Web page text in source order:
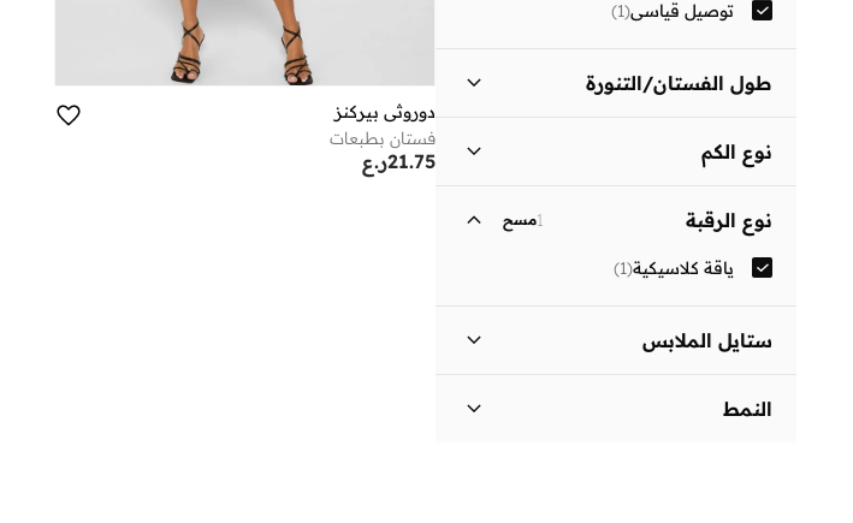
انطلقتوصيل قياسي(
1
)
طول الفستان/التنورة
نوع الكم
نوع الرقبة 1مسح
ياقة كلاسيكية(
1
)
ستايل الملابس
النمط
دوروثي بيركنز
فستان بطبعات
ر.ع21.75